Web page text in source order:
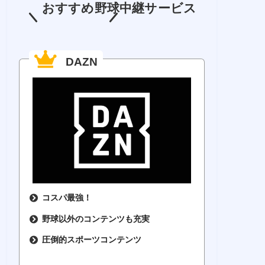
おすすめ野球中継サービス
DAZN
コスパ最強！
野球以外のコンテンツも充実
圧倒的スポーツコンテンツ